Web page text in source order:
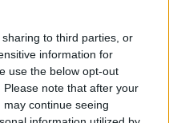
to third parties, or
information for
use the below opt-out
note that after your
continue seeing
drone - Η Τεχεράνη
αμερικανικών
άρση κυρώσεων και
πριν ανοίξει η κρίσιμη
προσγειώθηκε στο